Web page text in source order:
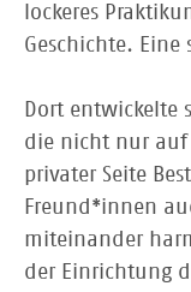
lockeres
Geschichte. Eine
Dort entwickelte
die nicht nur
privater Seite
Freund*innen
miteinander
der Einrichtung